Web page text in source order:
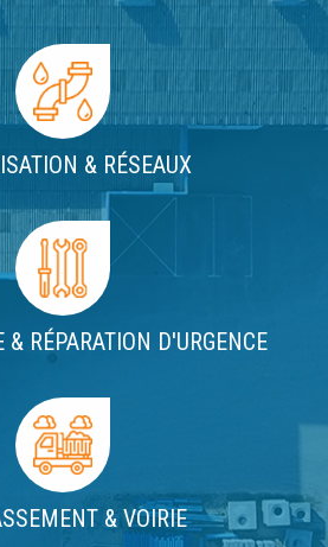
& RÉSEAUX
RÉPARATION D'URGENCE
& VOIRIE